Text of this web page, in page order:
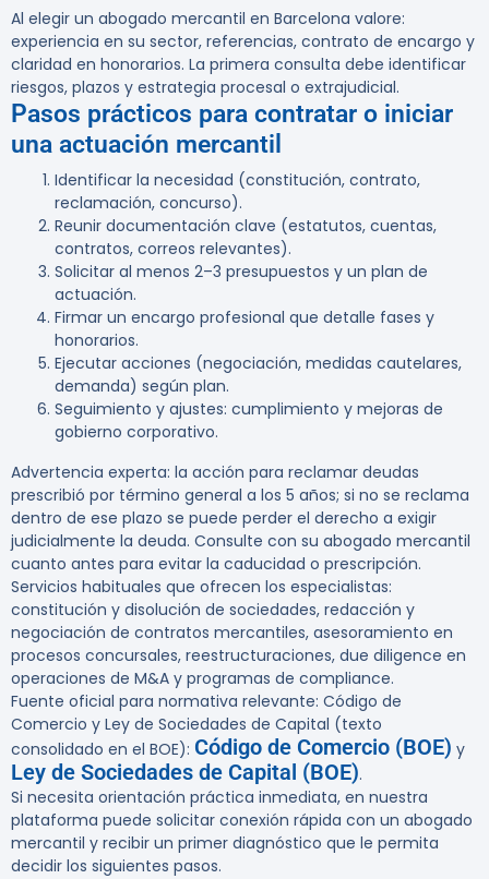
Al elegir un abogado mercantil en Barcelona valore:
experiencia en su sector, referencias, contrato de encargo y
claridad en honorarios. La primera consulta debe identificar
riesgos, plazos y estrategia procesal o extrajudicial.
Pasos prácticos para contratar o iniciar
una actuación mercantil
Identificar la necesidad (constitución, contrato,
reclamación, concurso).
Reunir documentación clave (estatutos, cuentas,
contratos, correos relevantes).
Solicitar al menos 2–3 presupuestos y un plan de
actuación.
Firmar un encargo profesional que detalle fases y
honorarios.
Ejecutar acciones (negociación, medidas cautelares,
demanda) según plan.
Seguimiento y ajustes: cumplimiento y mejoras de
gobierno corporativo.
Advertencia experta: la acción para reclamar deudas
prescribió por término general a los 5 años; si no se reclama
dentro de ese plazo se puede perder el derecho a exigir
judicialmente la deuda. Consulte con su abogado mercantil
cuanto antes para evitar la caducidad o prescripción.
Servicios habituales que ofrecen los especialistas:
constitución y disolución de sociedades, redacción y
negociación de contratos mercantiles, asesoramiento en
procesos concursales, reestructuraciones, due diligence en
operaciones de M&A y programas de compliance.
Fuente oficial para normativa relevante: Código de
Comercio y Ley de Sociedades de Capital (texto
consolidado en el BOE): Código de Comercio (BOE) y
Ley de Sociedades de Capital (BOE).
Si necesita orientación práctica inmediata, en nuestra
plataforma puede solicitar conexión rápida con un abogado
mercantil y recibir un primer diagnóstico que le permita
decidir los siguientes pasos.